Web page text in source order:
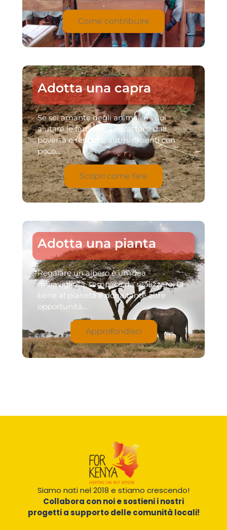
Come contribuire
Adotta una capra
Se sei amante degli animali e vuoi
aiutare le famiglie a riscattarsi dall
povertà e rendersi autosuffcienti con
poco…
Scopri come fare
Adotta una pianta
Regalare un albero è un’idea
meravigliosa, semplice da realizzare, fa
bene al pianeta e dona tante altre
opportunità…
Approfondisci
Siamo nati nel 2018 e stiamo crescendo!
Collabora con noi e sostieni i nostri
progetti a supporto delle comunità locali!